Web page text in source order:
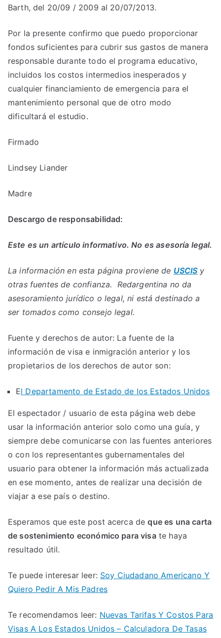
Barth, del 20/09 / 2009 al 20/07/2013.
Por la presente confirmo que puedo proporcionar
fondos suficientes para cubrir sus gastos de manera
responsable durante todo el programa educativo,
incluidos los costos intermedios inesperados y
cualquier financiamiento de emergencia para el
mantenimiento personal que de otro modo
dificultará el estudio.
Firmado
Lindsey Liander
Madre
Descargo de responsabilidad:
Este es un artículo informativo. No es asesoría legal.
La información en esta página proviene de USCIS y
otras fuentes de confianza. Redargentina no da
asesoramiento jurídico o legal, ni está destinado a
ser tomados como consejo legal.
Fuente y derechos de autor: La fuente de la
información de visa e inmigración anterior y los
propietarios de los derechos de autor son:
El Departamento de Estado de los Estados Unidos
El espectador / usuario de esta página web debe
usar la información anterior solo como una guía, y
siempre debe comunicarse con las fuentes anteriores
o con los representantes gubernamentales del
usuario para obtener la información más actualizada
en ese momento, antes de realizar una decisión de
viajar a ese país o destino.
Esperamos que este post acerca deque es una carta
de sostenimiento económico para visate haya
resultado útil.
Te puede interesar leer: Soy Ciudadano Americano Y
Quiero Pedir A Mis Padres
Te recomendamos leer: Nuevas Tarifas Y Costos Para
Visas A Los Estados Unidos – Calculadora De Tasas